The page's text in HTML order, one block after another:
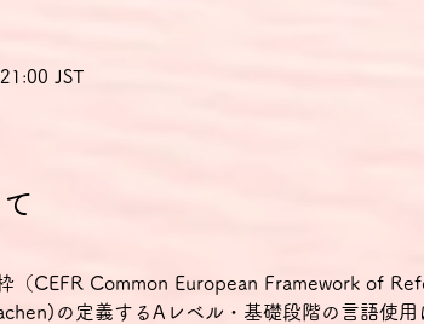
JST
（CEFR Common European Framework of
の定義するAレベル・基礎段階の言語使用